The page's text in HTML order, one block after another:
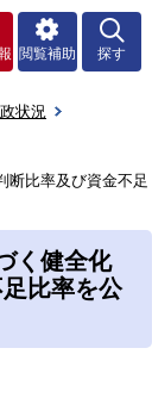
閲覧補助 探す
状況
断比率及び資金不足
く健全化
比率を公